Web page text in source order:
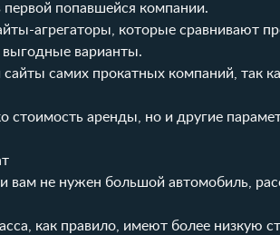
первой попавшейся компании.
агрегаторы, которые сравнивают
выгодные варианты.
сайты самих прокатных компаний, так
стоимость аренды, но и другие
вам не нужен большой автомобиль,
как правило, имеют более низкую